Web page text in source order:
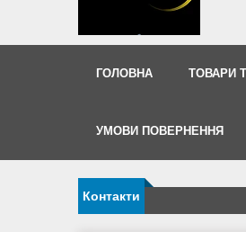
ГОЛОВНА ТОВАРИ
УМОВИ ПОВЕРНЕННЯ
Контакти